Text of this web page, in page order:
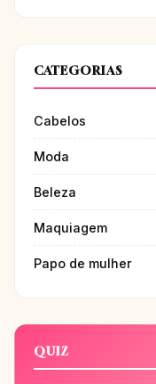
CATEGORIAS
Cabelos
Moda
Beleza
Maquiagem
Papo de mulher
QUIZ